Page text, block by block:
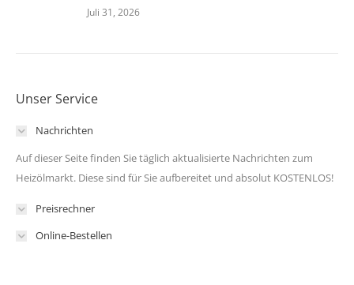
Juli 31, 2026
Unser Service
Nachrichten
Auf dieser Seite finden Sie täglich aktualisierte Nachrichten zum
Heizölmarkt. Diese sind für Sie aufbereitet und absolut KOSTENLOS!
Preisrechner
Online-Bestellen